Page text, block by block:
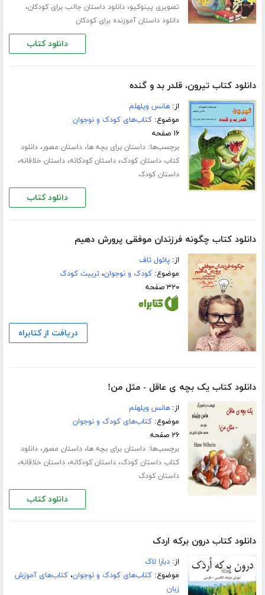
تصویری پینوکیو،دانلود داستان جالب برای کودکان،
دانلود داستان آموزنده برای کودکان
دانلود کتاب
دانلود کتاب تیرون، قلدر بد و گنده
از:هانس ویلهلم
موضوع:کتاب‌های کودک و نوجوان
۱۶ صفحه
برچسب‌ها:داستان برای بچه ها،داستان مصور،دانلود
کتاب داستان کودک،داستان کودکانه،داستان خلاقانه،
داستان کودک
دانلود کتاب
دانلود کتاب چگونه فرزندان موفقی پرورش دهیم
از:پائول تاف
موضوع:کودک و نوجوان،تربیت کودک
۳۲۰ صفحه
دریافت از کتابراه
دانلود کتاب یک بچه ی عاقل - مثل من!
از:هانس ویلهلم
موضوع:کتاب‌های کودک و نوجوان
۲۶ صفحه
برچسب‌ها:داستان برای بچه ها،داستان مصور،دانلود
کتاب داستان کودک،داستان کودکانه،داستان خلاقانه،
داستان کودک
دانلود کتاب
دانلود کتاب درون برکه اردک
از:دبارا لاک
موضوع:کتاب‌های کودک و نوجوان،کتاب‌های آموزش
زبان